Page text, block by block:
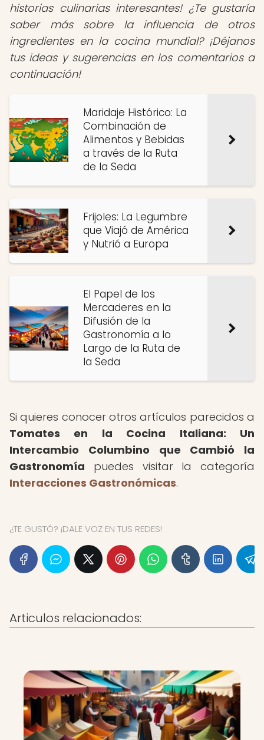
historias culinarias interesantes! ¿Te gustaría
saber más sobre la influencia de otros
ingredientes en la cocina mundial? ¡Déjanos
tus ideas y sugerencias en los comentarios a
continuación!
Maridaje Histórico: La
Combinación de
Alimentos y Bebidas
a través de la Ruta
de la Seda
Frijoles: La Legumbre
que Viajó de América
y Nutrió a Europa
El Papel de los
Mercaderes en la
Difusión de la
Gastronomía a lo
Largo de la Ruta de
la Seda
Si quieres conocer otros artículos parecidos a
Tomates en la Cocina Italiana: Un
Intercambio Columbino que Cambió la
Gastronomía puedes visitar la categoría
Interacciones Gastronómicas.
¿TE GUSTÓ? ¡DALE VOZ EN TUS REDES!
Articulos relacionados: